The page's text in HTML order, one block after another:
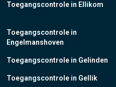
Toegangscontrole in Ellikom
Toegangscontrole in
Engelmanshoven
Toegangscontrole in Gelinden
Toegangscontrole in Gellik